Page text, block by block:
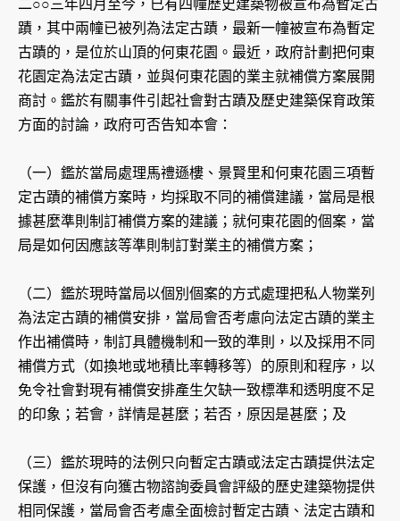
二○○三年四月至今，已有四幢歷史建築物被宣布為暫定古
蹟，其中兩幢已被列為法定古蹟，最新一幢被宣布為暫定
古蹟的，是位於山頂的何東花園。最近，政府計劃把何東
花園定為法定古蹟，並與何東花園的業主就補償方案展開
商討。鑑於有關事件引起社會對古蹟及歷史建築保育政策
方面的討論，政府可否告知本會：
（一）鑑於當局處理馬禮遜樓、景賢里和何東花園三項暫
定古蹟的補償方案時，均採取不同的補償建議，當局是根
據甚麼準則制訂補償方案的建議；就何東花園的個案，當
局是如何因應該等準則制訂對業主的補償方案；
（二）鑑於現時當局以個別個案的方式處理把私人物業列
為法定古蹟的補償安排，當局會否考慮向法定古蹟的業主
作出補償時，制訂具體機制和一致的準則，以及採用不同
補償方式（如換地或地積比率轉移等）的原則和程序，以
免令社會對現有補償安排產生欠缺一致標準和透明度不足
的印象；若會，詳情是甚麼；若否，原因是甚麼；及
（三）鑑於現時的法例只向暫定古蹟或法定古蹟提供法定
保護，但沒有向獲古物諮詢委員會評級的歷史建築物提供
相同保護，當局會否考慮全面檢討暫定古蹟、法定古蹟和